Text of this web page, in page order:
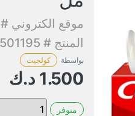
موقع الكتروني # 82694
المنتج # 1501195
بواسطة كولجيت
1.500 د.ك
متوفر